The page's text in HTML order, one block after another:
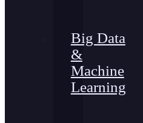
Big Data
&
Machine
Learning